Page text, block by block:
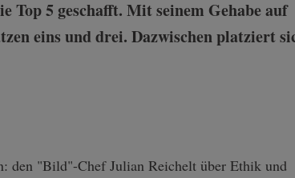
5 geschafft. Mit seinem Gehabe auf
eins und drei. Dazwischen platziert
den "Bild"-Chef Julian Reichelt über Ethik und